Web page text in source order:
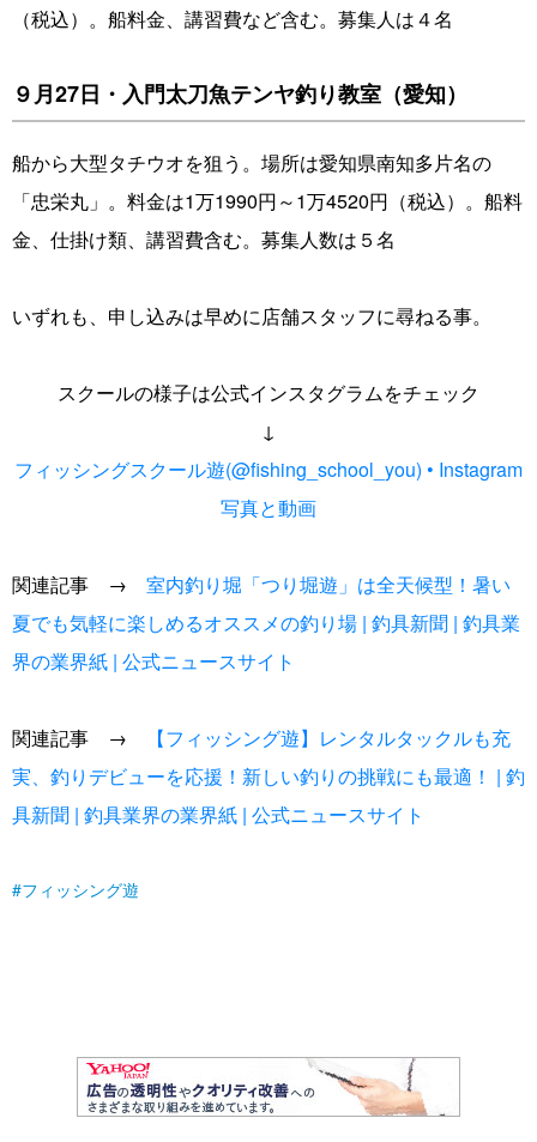
（税込）。船料金、講習費など含む。募集人は４名
９月27日・入門太刀魚テンヤ釣り教室（愛知）
船から大型タチウオを狙う。場所は愛知県南知多片名の
「忠栄丸」。料金は1万1990円～1万4520円（税込）。船料
金、仕掛け類、講習費含む。募集人数は５名
いずれも、申し込みは早めに店舗スタッフに尋ねる事。
スクールの様子は公式インスタグラムをチェック
↓
フィッシングスクール遊(@fishing_school_you) • Instagram
写真と動画
関連記事 → 室内釣り堀「つり堀遊」は全天候型！暑い
夏でも気軽に楽しめるオススメの釣り場 | 釣具新聞 | 釣具業
界の業界紙 | 公式ニュースサイト
関連記事 →
【フィッシング遊】レンタルタックルも充
実、釣りデビューを応援！新しい釣りの挑戦にも最適！ | 釣
具新聞 | 釣具業界の業界紙 | 公式ニュースサイト
フィッシング遊